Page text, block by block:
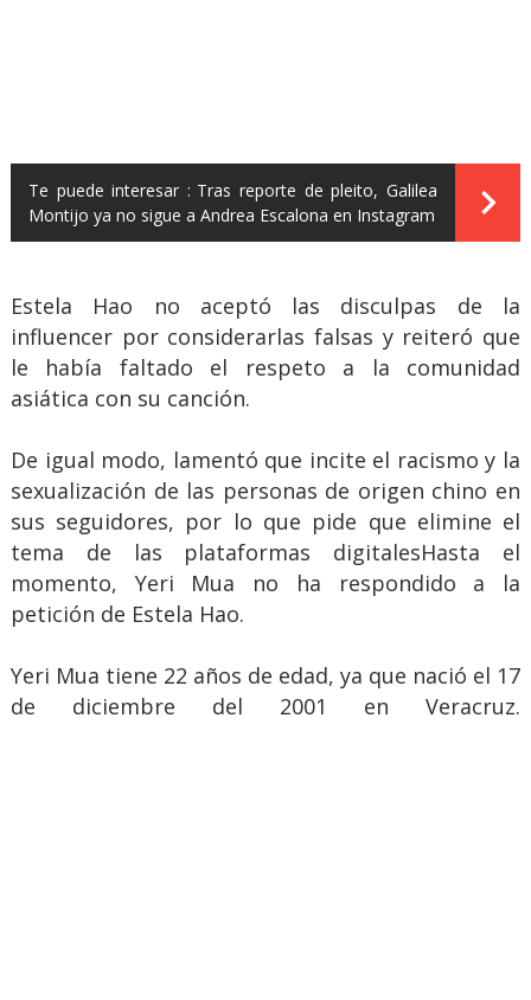
Te puede interesar : Tras reporte de pleito, Galilea
Montijo ya no sigue a Andrea Escalona en Instagram
Estela Hao no aceptó las disculpas de la
influencer por considerarlas falsas y reiteró que
le había faltado el respeto a la comunidad
asiática con su canción.
De igual modo, lamentó que incite el racismo y la
sexualización de las personas de origen chino en
sus seguidores, por lo que pide que elimine el
tema de las plataformas digitalesHasta el
momento, Yeri Mua no ha respondido a la
petición de Estela Hao.
Yeri Mua tiene 22 años de edad, ya que nació el 17
de diciembre del 2001 en Veracruz.